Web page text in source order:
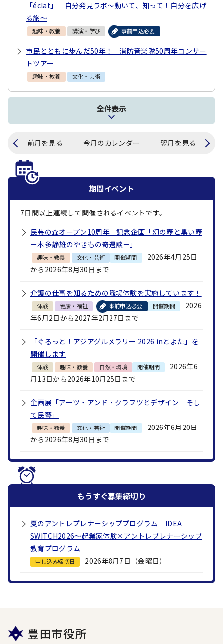
「éclat」 自分発見ラボ～動いて、知って！自分を広げ
る旅～
趣味・教養 講演・学び 事前申込必要
市民とともに歩んだ50年！ 消防音楽隊50周年コンサー
トツアー
趣味・教養 文化・芸術
全件表示
前月を見る 今月のカレンダー 翌月を見る
期間イベント
7日間以上連続して開催されるイベントです。
民芸の森オープン10周年 記念企画「幻の壺と黒い壺
－本多静雄のやきもの奇遇談－」
趣味・教養 文化・芸術 開催期間
2026年4月25日
から2026年8月30日まで
介護の仕事を知るための職場体験を実施しています！
体験 健康・福祉 事前申込必要 開催期間
2026
年6月2日から2027年2月27日まで
「ぐるっと！アジアグルメラリー 2026 inとよた」を
開催します
体験 趣味・教養 自然・環境 開催期間
2026年6
月13日から2026年10月25日まで
企画展「アーツ・アンド・クラフツとデザイン｜そし
て民藝」
趣味・教養 文化・芸術 開催期間
2026年6月20日
から2026年8月30日まで
もうすぐ募集締切り
夏のアントレプレナーシッププログラム IDEA
SWITCH2026～起業家体験×アントレプレナーシップ
教育プログラム
申し込み締切日 2026年8月7日（金曜日）
豊田市役所